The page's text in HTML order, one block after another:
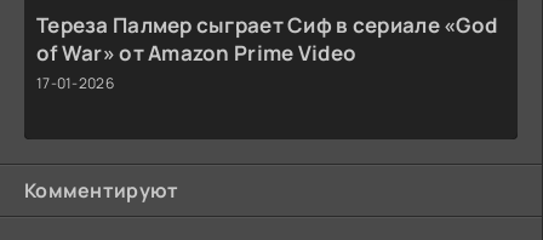
Тереза Палмер сыграет Сиф в сериале «God
of War» от Amazon Prime Video
17-01-2026
Комментируют